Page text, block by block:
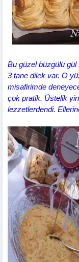
Bu güzel büzgülü gül
3 tane dilek var. O
misafirimde
çok pratik. Üstelik
lezzetlerdendi.